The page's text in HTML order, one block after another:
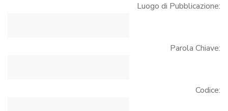
Luogo di Pubblicazione:
Parola Chiave:
Codice: